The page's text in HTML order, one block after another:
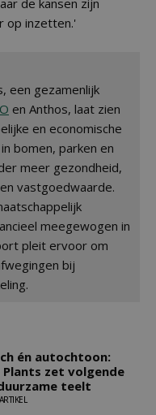
de kansen zijn
op inzetten.'
een gezamenlijk
en Anthos, laat zien
en economische
bomen, parken en
meer gezondheid,
vastgoedwaarde.
meegewogen in
pleit ervoor om
bij
én autochtoon:
Plants zet volgende
teelt